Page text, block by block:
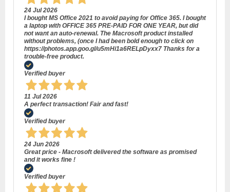
24 Jul 2026
I bought MS Office 2021 to avoid paying for Office 365. I bought
a laptop with OFFICE 365 PRE-PAID FOR ONE YEAR, but did
not want an auto-renewal. The Macrosoft product installed
without problems, (once I had been bold enough to click on
https://photos.app.goo.gl/u5mHi1a6RELpDyxx7 Thanks for a
trouble-free product.
Verified buyer
11 Jul 2026
A perfect transaction! Fair and fast!
Verified buyer
24 Jun 2026
Great price - Macrosoft delivered the software as promised
and it works fine !
Verified buyer